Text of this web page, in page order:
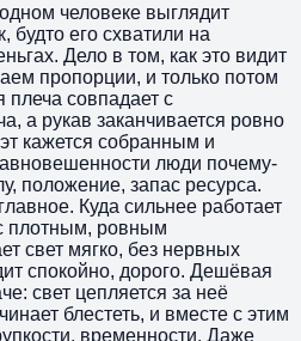
человеке выглядит
будто его схватили на
Дело в том, как это видит
пропорции, и только потом
совпадает с
а рукав заканчивается ровно
кажется собранным и
люди почему-
положение, запас ресурса.
Куда сильнее работает
плотным, ровным
свет мягко, без нервных
спокойно, дорого. Дешёвая
свет цепляется за неё
блестеть, и вместе с этим
временности. Даже